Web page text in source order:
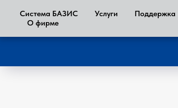
Система БАЗИС Услуги Поддержка
О фирме